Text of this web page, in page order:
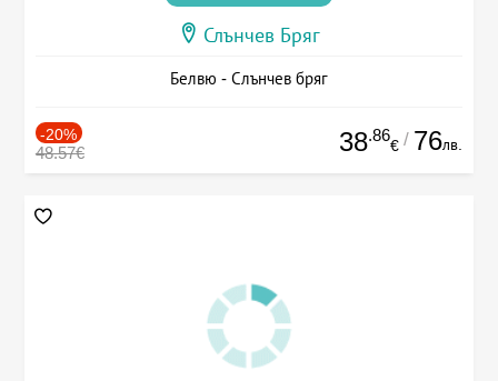
Слънчев Бряг
Белвю - Слънчев бряг
-20%
48.57€ 38.86
€ / 76лв.